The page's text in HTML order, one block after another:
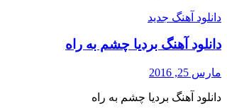
دانلود آهنگ جدید
دانلود آهنگ بردیا چشم به راه
مارس 25, 2016
دانلود آهنگ بردیا چشم به راه